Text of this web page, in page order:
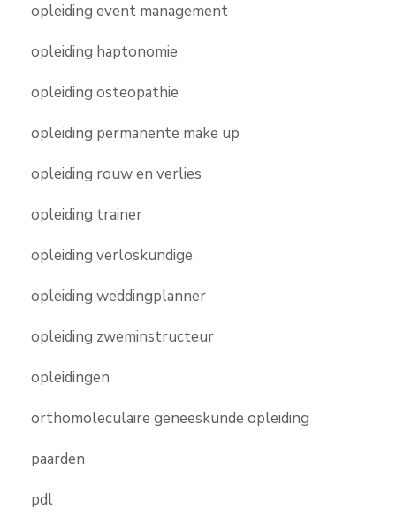
opleiding event management
opleiding haptonomie
opleiding osteopathie
opleiding permanente make up
opleiding rouw en verlies
opleiding trainer
opleiding verloskundige
opleiding weddingplanner
opleiding zweminstructeur
opleidingen
orthomoleculaire geneeskunde opleiding
paarden
pdl